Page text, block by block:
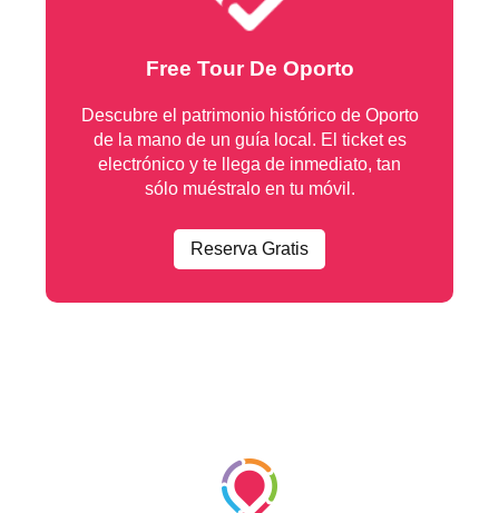
Free Tour De Oporto
Descubre el patrimonio histórico de Oporto
de la mano de un guía local. El ticket es
electrónico y te llega de inmediato, tan
sólo muéstralo en tu móvil.
Reserva Gratis